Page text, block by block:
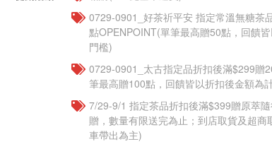
​​0729-0901_好茶祈平安 指定常溫無糖茶
點OPENPOINT(單筆最高贈50點，回饋
門檻)
0729-0901_太古指定品折扣後滿$299贈
筆最高贈100點，回饋皆以折扣後金額為
7/29-9/1 指定茶品折扣後滿$399贈原萃
贈，數量有限送完為止；到店取貨及超商
車帶出為主)